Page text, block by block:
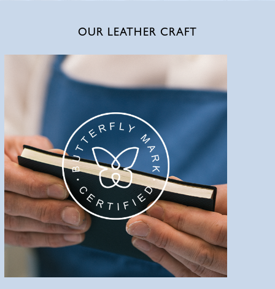
OUR LEATHER CRAFT